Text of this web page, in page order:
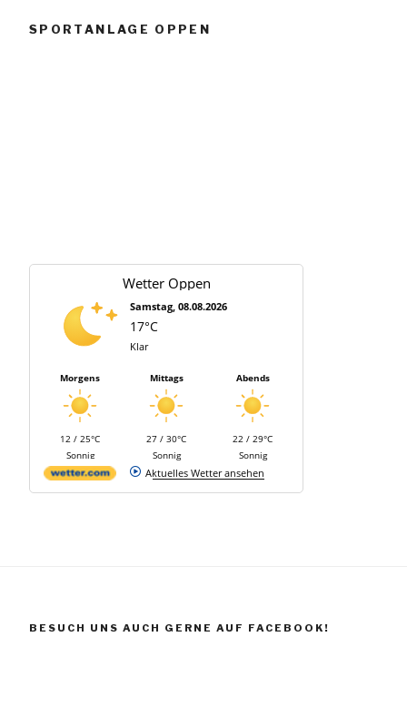
w
SPORTANLAGE OPPEN
Wetter Oppen
Samstag, 08.08.2026
17°C
Klar
Morgens
12 / 25°C
Sonnig
Mittags
27 / 30°C
Sonnig
Abends
22 / 29°C
Sonnig
Aktuelles Wetter ansehen
BESUCH UNS AUCH GERNE AUF FACEBOOK!